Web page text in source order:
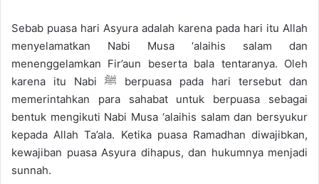
Sebab puasa hari Asyura adalah karena pada hari itu Allah
menyelamatkan Nabi Musa ‘alaihis salam dan
menenggelamkan Fir’aun beserta bala tentaranya. Oleh
karena itu Nabi ﷺ berpuasa pada hari tersebut dan
memerintahkan para sahabat untuk berpuasa sebagai
bentuk mengikuti Nabi Musa ‘alaihis salam dan bersyukur
kepada Allah Ta’ala. Ketika puasa Ramadhan diwajibkan,
kewajiban puasa Asyura dihapus, dan hukumnya menjadi
sunnah.